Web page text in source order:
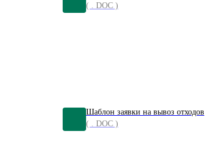
( . DOC )
Шаблон заявки на вывоз отходов
( . DOC )